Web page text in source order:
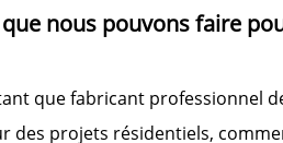
que nous pouvons faire
que fabricant professionnel
des projets résidentiels,